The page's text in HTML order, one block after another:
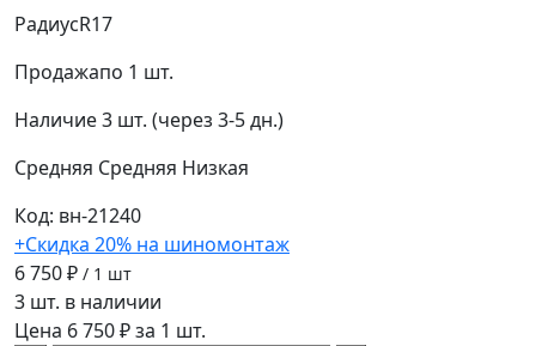
РадиусR17
Продажапо 1 шт.
Наличие3 шт. (через 3-5 дн.)
Средняя Средняя Низкая
Код: вн-21240
+Скидка 20% на шиномонтаж
6 750 ₽ / 1 шт
3 шт. в наличии
Цена 6 750 ₽ за 1 шт.